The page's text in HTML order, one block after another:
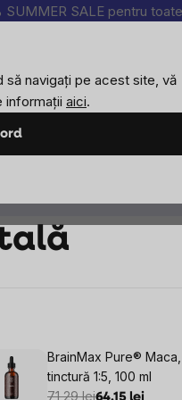
navigați pe acest site, vă
informații aici.
SALE pentru
Produsele noastre sunt
ObiectiveNoutăți
BrainMax Pure® Maca,
tinctură 1:5, 100 ml
71,29 lei